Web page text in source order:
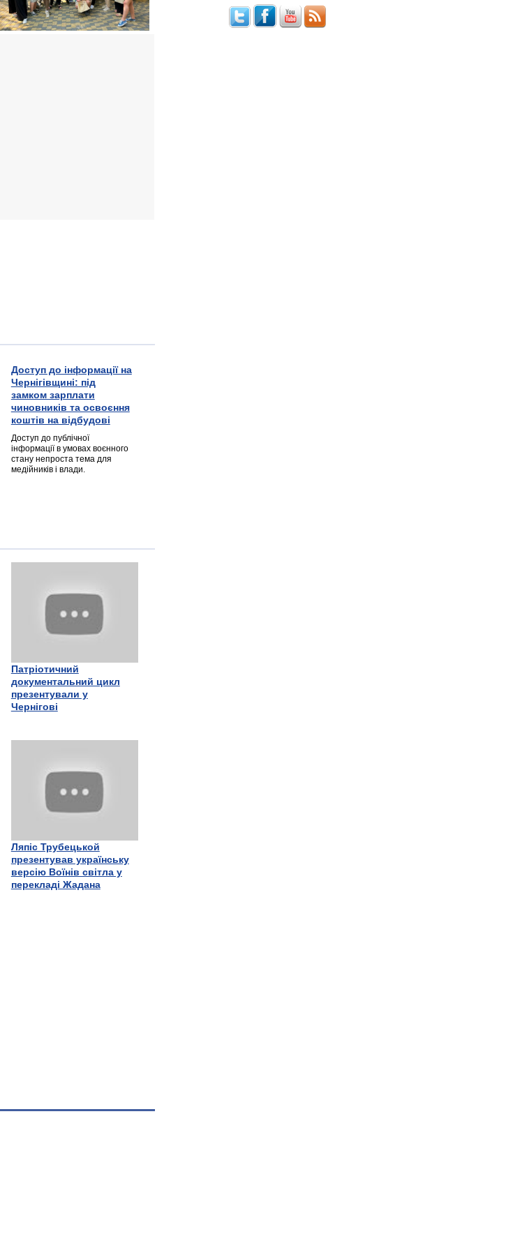
Доступ до інформації на
Чернігівщині: під
замком зарплати
чиновників та освоєння
коштів на відбудові
Доступ до публічної
інформації в умовах воєнного
стану непроста тема для
медійників і влади.
Патріотичний
документальний цикл
презентували у
Чернігові
Ляпіс Трубецькой
презентував українську
версію Воїнів світла у
перекладі Жадана